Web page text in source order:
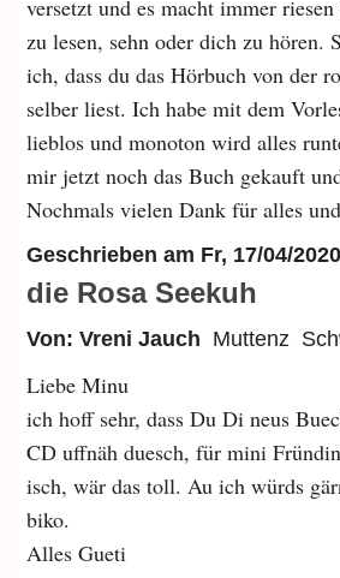
versetzt und es macht immer
zu lesen, sehn oder dich zu hören.
ich, dass du das Hörbuch von der
selber liest. Ich habe mit dem
lieblos und monoton wird alles
mir jetzt noch das Buch gekauft
Nochmals vielen Dank für alles
Geschrieben am Fr, 17/04/
die Rosa Seekuh
Von: Vreni Jauch Muttenz
Liebe Minu
ich hoff sehr, dass Du Di neus
CD uffnäh duesch, für mini
isch, wär das toll. Au ich würds
biko.
Alles Gueti